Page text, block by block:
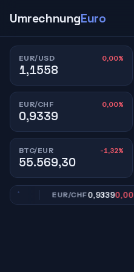
UmrechnungEuro
EUR/USD 0,00%
1,1558
EUR/CHF 0,00%
0,9339
BTC/EUR -1,32%
55.569,30
EUR/CHF0,93390,00%